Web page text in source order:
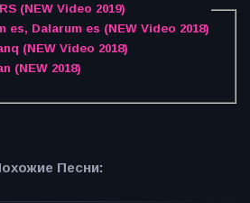
(NEW Video 2019)
es, Dalarum es (NEW Video 2018)
(NEW Video 2018)
(NEW 2018)
Песни: